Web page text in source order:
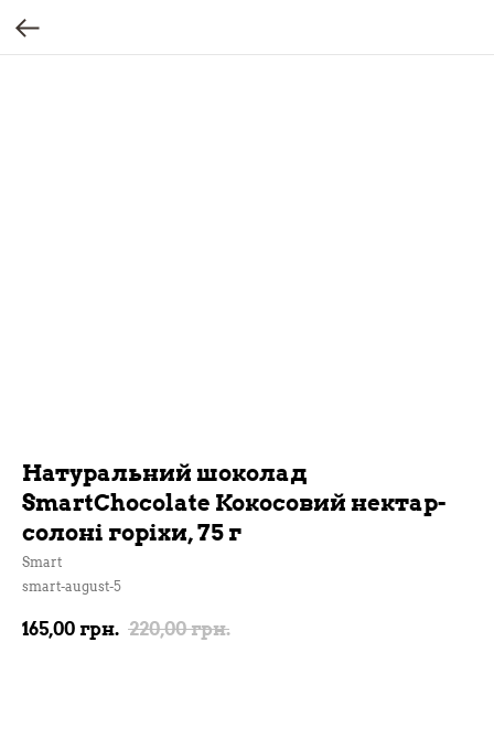
Натуральний шоколад
SmartChocolate Кокосовий нектар-
солоні горіхи, 75 г
Smart
smart-august-5
165,00 грн. 220,00 грн.